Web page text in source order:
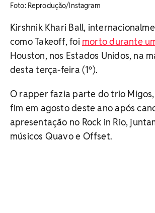
Foto: Reprodução/Instagram
Kirshnik Khari Ball,
como Takeoff, foi morto durante
Houston, nos Estados Unidos, na
desta terça-feira (1º).
O rapper fazia parte do trio
fim em agosto deste ano após
apresentação no Rock in Rio,
músicos Quavo e Offset.